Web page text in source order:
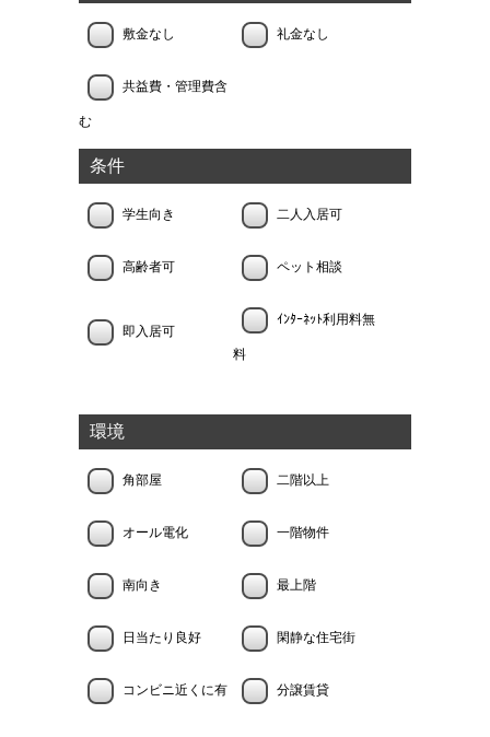
敷金なし 礼金なし
共益費・管理費含
む
条件
学生向き 二人入居可
高齢者可 ペット相談
即入居可
ｲﾝﾀｰﾈｯﾄ利用料無
料
環境
角部屋 二階以上
オール電化 一階物件
南向き 最上階
日当たり良好 閑静な住宅街
コンビニ近くに有 分譲賃貸